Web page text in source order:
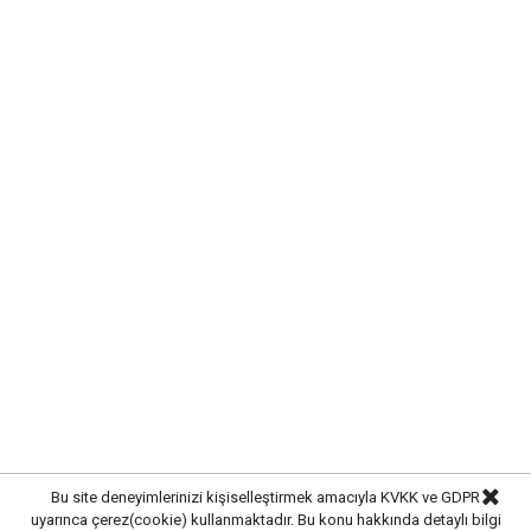
Bu site deneyimlerinizi kişiselleştirmek amacıyla KVKK ve GDPR
uyarınca çerez(cookie) kullanmaktadır. Bu konu hakkında detaylı bilgi